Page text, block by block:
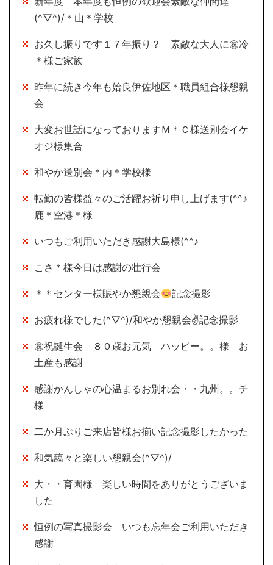
(^▽^)/＊山＊学校
お久し振りです１７年振り？ 素敵な大人に㊗冷
＊様ご家族
昨年に続き今年も姶良伊佐地区＊職員組合様懇親
会
大変お世話になっておりますＭ＊Ｃ様送別会イケ
オジ様集合
和やか送別会＊内＊学校様
転勤の皆様益々のご活躍お祈り申し上げます(^^♪
鹿＊空港＊様
いつもご利用いただき感謝大島様(^^♪
こさ＊様今日は感謝の壮行会
＊＊センター様賑やか懇親会 記念撮影
お疲れ様でした(^▽^)/和やか懇親会✌記念撮影
㊗祝誕生会 ８０歳お元気 ハッピー。。様 お
土産も感謝
感謝かんしゃの心温まるお別れ会・・九州。。チ
様
二か月ぶりご来店皆様お揃い記念撮影したかった
和気藹々と楽しい懇親会(^▽^)/
大・・育園様 楽しい時間をありがとうございま
した
恒例の写真撮影会 いつも忘年会ご利用いただき
感謝